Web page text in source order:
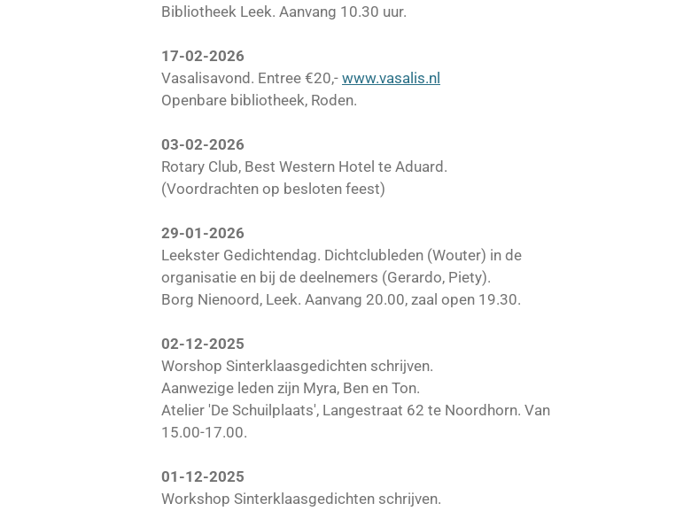
Bibliotheek Leek. Aanvang 10.30 uur.
17-02-2026
Vasalisavond. Entree €20,- www.vasalis.nl
Openbare bibliotheek, Roden.
03-02-2026
Rotary Club, Best Western Hotel te Aduard.
(Voordrachten op besloten feest)
29-01-2026
Leekster Gedichtendag. Dichtclubleden (Wouter) in de
organisatie en bij de deelnemers (Gerardo, Piety).
Borg Nienoord, Leek. Aanvang 20.00, zaal open 19.30.
02-12-2025
Worshop Sinterklaasgedichten schrijven.
Aanwezige leden zijn Myra, Ben en Ton.
Atelier 'De Schuilplaats', Langestraat 62 te Noordhorn. Van
15.00-17.00.
01-12-2025
Workshop Sinterklaasgedichten schrijven.